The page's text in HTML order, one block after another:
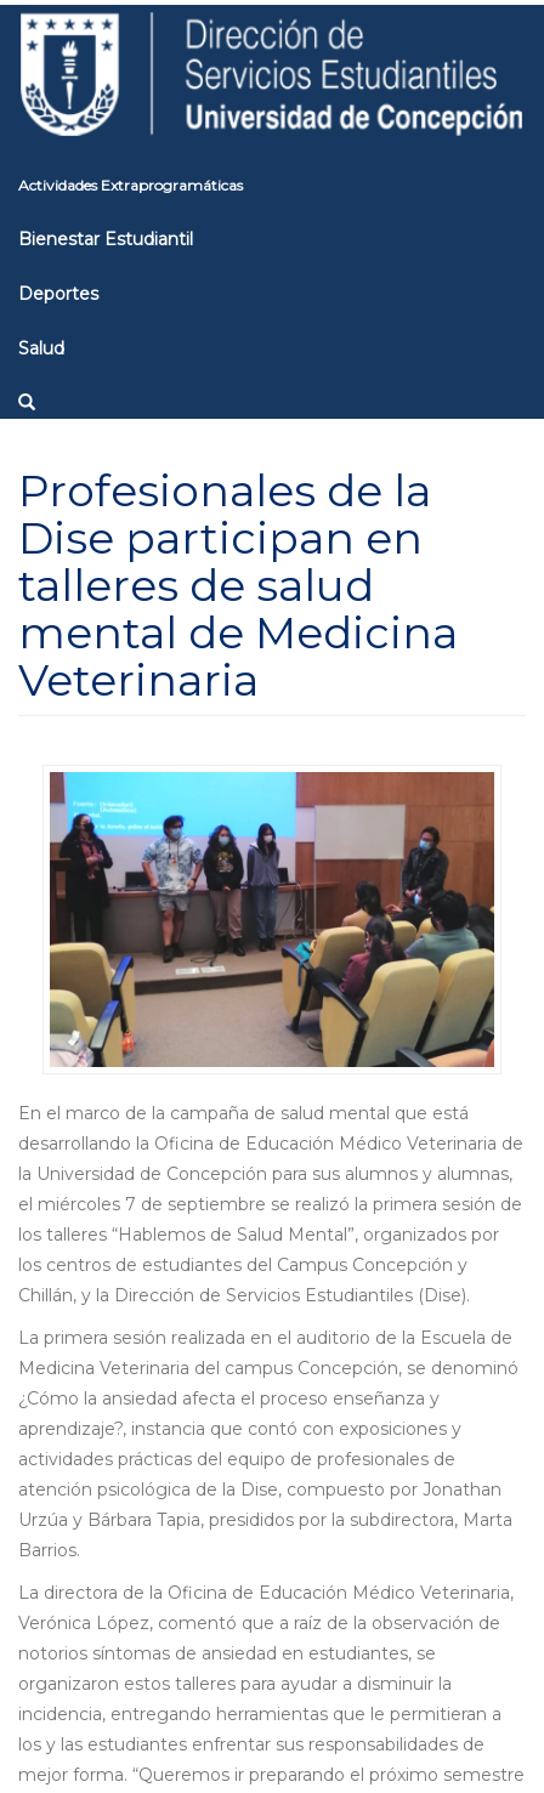
Pasar
contenido
principal
Toggle
high
contrast
Actividades Extraprogramáticas
Bienestar Estudiantil
Deportes
Salud
Profesionales de la
Dise participan en
talleres de salud
mental de Medicina
Veterinaria
En el marco de la campaña de salud mental que está
desarrollando la Oficina de Educación Médico Veterinaria de
la Universidad de Concepción para sus alumnos y alumnas,
el miércoles 7 de septiembre se realizó la primera sesión de
los talleres “Hablemos de Salud Mental”, organizados por
los centros de estudiantes del Campus Concepción y
Chillán, y la Dirección de Servicios Estudiantiles (Dise).
La primera sesión realizada en el auditorio de la Escuela de
Medicina Veterinaria del campus Concepción, se denominó
¿Cómo la ansiedad afecta el proceso enseñanza y
aprendizaje?, instancia que contó con exposiciones y
actividades prácticas del equipo de profesionales de
atención psicológica de la Dise, compuesto por Jonathan
Urzúa y Bárbara Tapia, presididos por la subdirectora, Marta
Barrios.
La directora de la Oficina de Educación Médico Veterinaria,
Verónica López, comentó que a raíz de la observación de
notorios síntomas de ansiedad en estudiantes, se
organizaron estos talleres para ayudar a disminuir la
incidencia, entregando herramientas que le permitieran a
los y las estudiantes enfrentar sus responsabilidades de
mejor forma. “Queremos ir preparando el próximo semestre